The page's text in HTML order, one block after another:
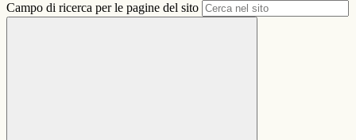
Campo di ricerca per le pagine del sito